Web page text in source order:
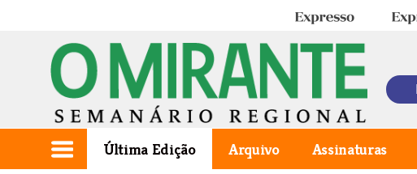
Expresso
Última Edição Arquivo Assinaturas